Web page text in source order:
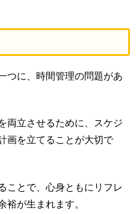
つに、時間管理の問題があ
両立させるために、スケジ
画を立てることが大切で
ことで、心身ともにリフレ
裕が生まれます。